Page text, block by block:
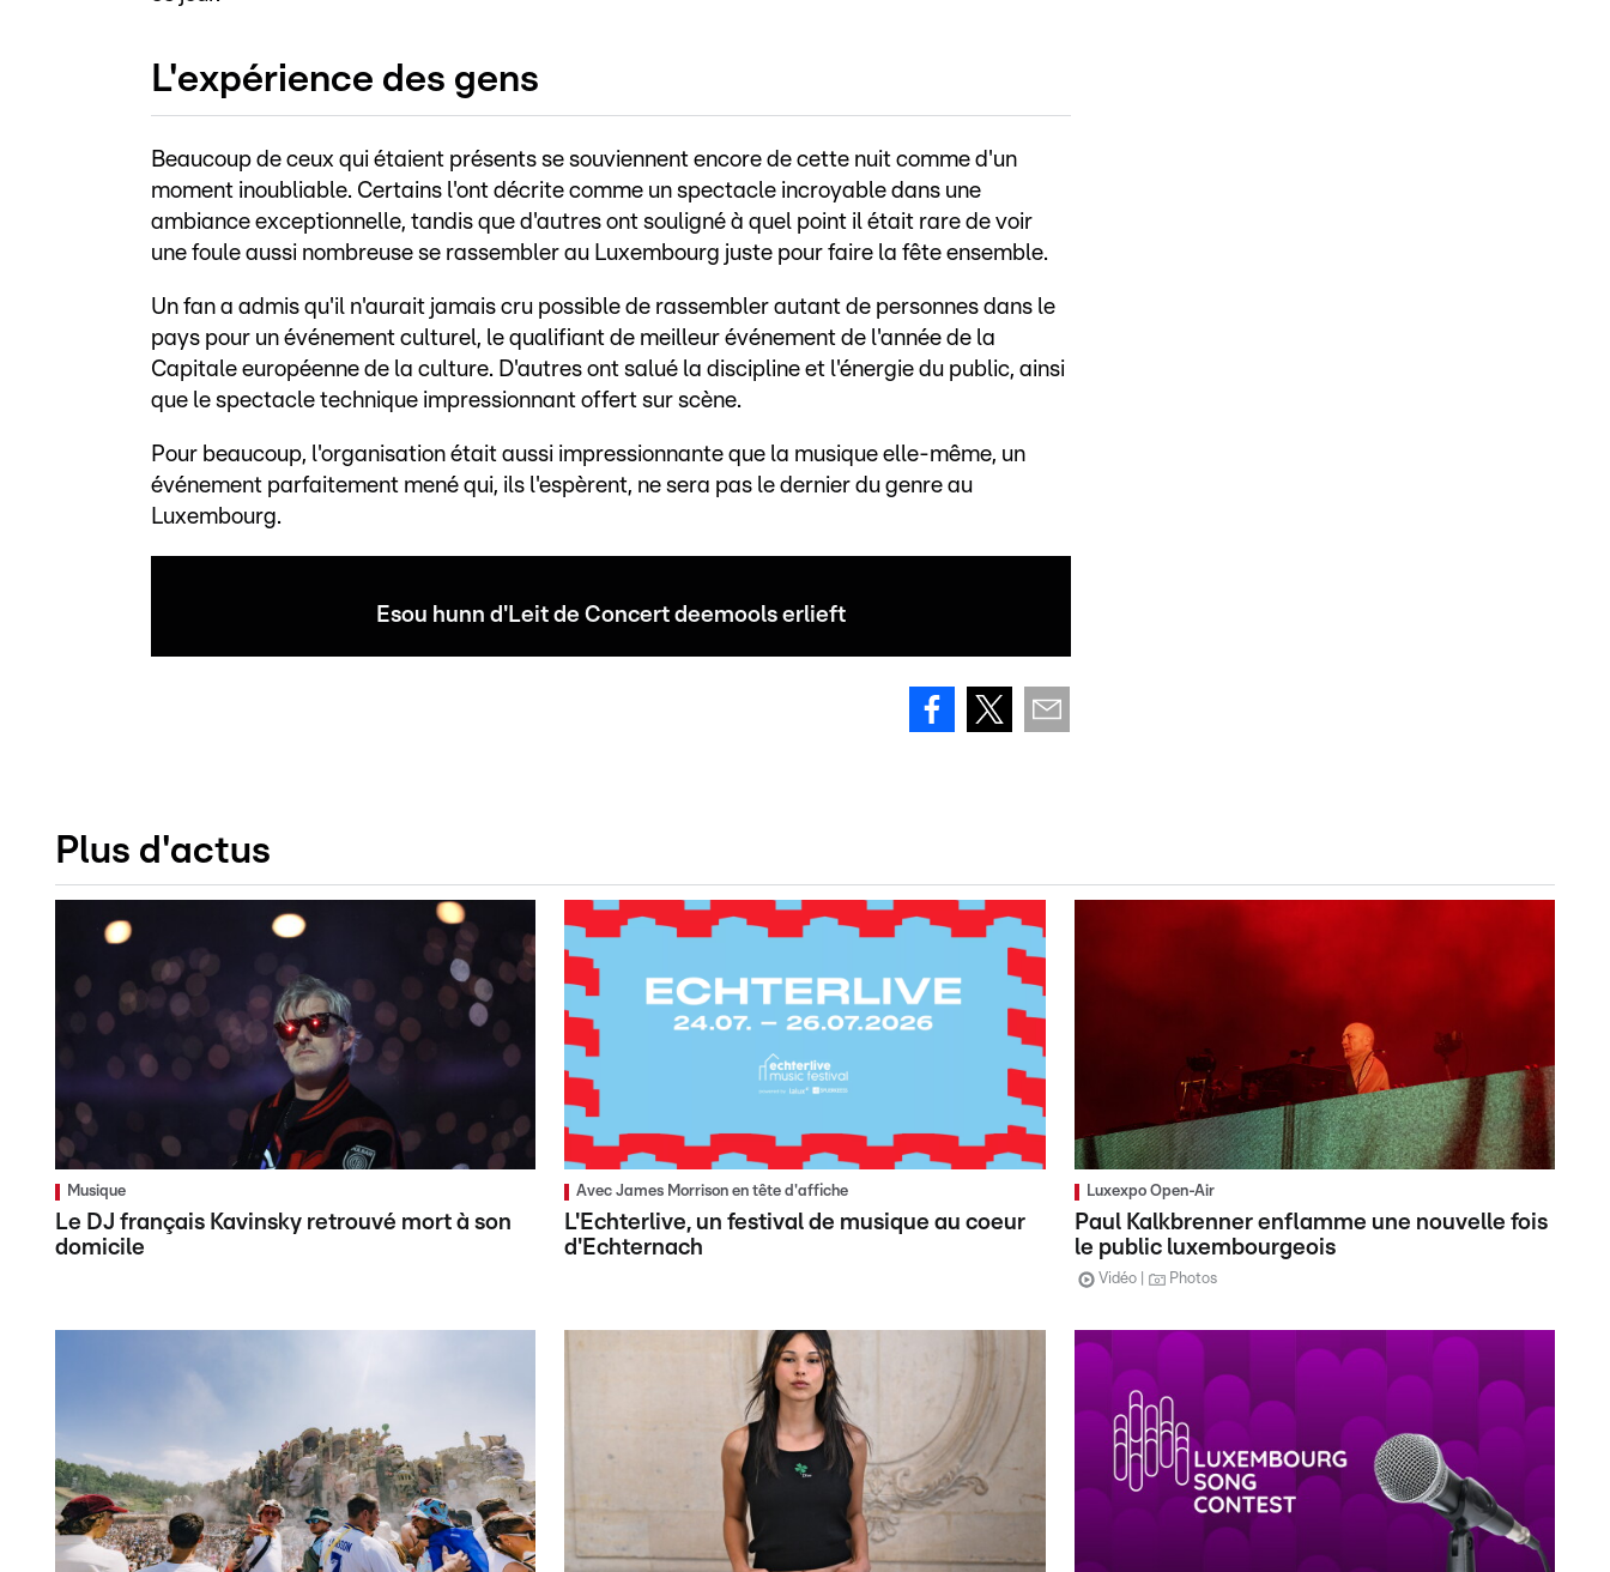
L'expérience des gens
Beaucoup de ceux qui étaient présents se souviennent encore de cette nuit comme d'un
moment inoubliable. Certains l'ont décrite comme un spectacle incroyable dans une
ambiance exceptionnelle, tandis que d'autres ont souligné à quel point il était rare de voir
une foule aussi nombreuse se rassembler au Luxembourg juste pour faire la fête ensemble.
Un fan a admis qu'il n'aurait jamais cru possible de rassembler autant de personnes dans le
pays pour un événement culturel, le qualifiant de meilleur événement de l'année de la
Capitale européenne de la culture. D'autres ont salué la discipline et l'énergie du public, ainsi
que le spectacle technique impressionnant offert sur scène.
Pour beaucoup, l'organisation était aussi impressionnante que la musique elle-même, un
événement parfaitement mené qui, ils l'espèrent, ne sera pas le dernier du genre au
Luxembourg.
Esou hunn d'Leit de Concert deemools erlieft
Plus d'actus
Musique
Le DJ français Kavinsky retrouvé mort à son
domicile
Avec James Morrison en tête d'affiche
L'Echterlive, un festival de musique au coeur
d'Echternach
Luxexpo Open-Air
Paul Kalkbrenner enflamme une nouvelle fois
le public luxembourgeois
Vidéo Photos